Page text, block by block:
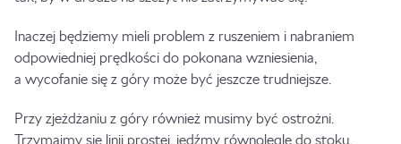
Inaczej będziemy mieli problem z ruszeniem i nabraniem
odpowiedniej prędkości do pokonana wzniesienia,
a wycofanie się z góry może być jeszcze trudniejsze.
Przy zjeżdżaniu z góry również musimy być ostrożni.
Trzymajmy się linii prostej, jedźmy równolegle do stoku.